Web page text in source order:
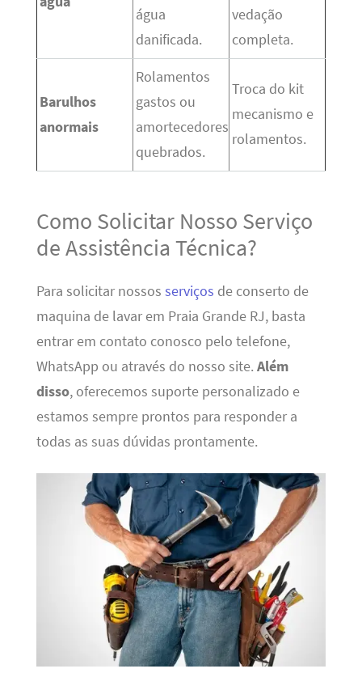
água
danificada.
vedação
completa.
Barulhos
anormais
Rolamentos
gastos ou
amortecedores
quebrados.
Troca do kit
mecanismo e
rolamentos.
Como Solicitar Nosso Serviço
de Assistência Técnica?
Para solicitar nossos serviços de conserto de
maquina de lavar em Praia Grande RJ, basta
entrar em contato conosco pelo telefone,
WhatsApp ou através do nosso site. Além
disso, oferecemos suporte personalizado e
estamos sempre prontos para responder a
todas as suas dúvidas prontamente.